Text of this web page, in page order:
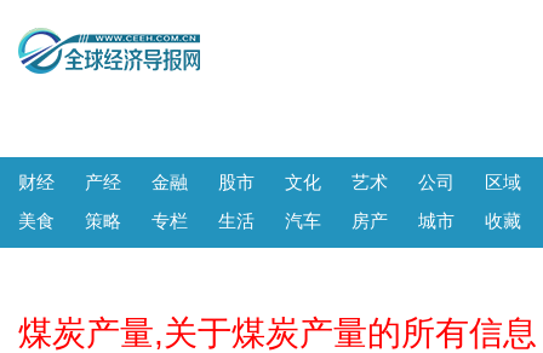
财经 产经 金融 股市 文化 艺术 公司
区域
美食
策略 专栏 生活 汽车 房产 城市 收藏
煤炭产量,关于煤炭产量的所有信息